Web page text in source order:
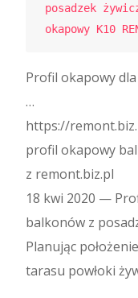
posadzek
okapowy K10
Profil okapowy
…
https://
profil okapowy
z remont.biz.pl
18 kwi 2020 —
balkonów z
Planując
tarasu powłoki